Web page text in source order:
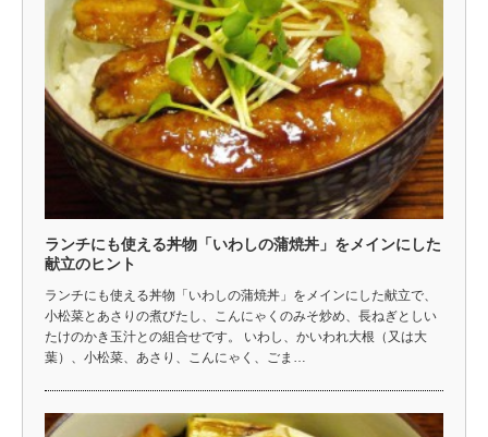
ランチにも使える丼物「いわしの蒲焼丼」をメインにした
献立のヒント
ランチにも使える丼物「いわしの蒲焼丼」をメインにした献立で、
小松菜とあさりの煮びたし、こんにゃくのみそ炒め、長ねぎとしい
たけのかき玉汁との組合せです。 いわし、かいわれ大根（又は大
葉）、小松菜、あさり、こんにゃく、ごま…